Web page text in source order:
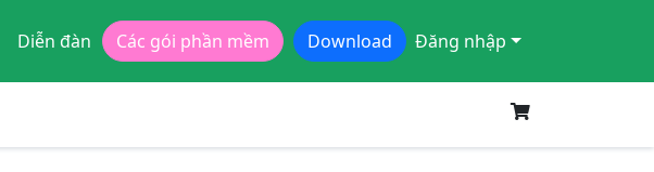
Diễn đàn Các gói phần mềm Download Đăng nhập